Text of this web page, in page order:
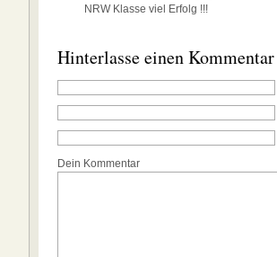
NRW Klasse viel Erfolg !!!
Hinterlasse einen Kommentar
Dein Kommentar